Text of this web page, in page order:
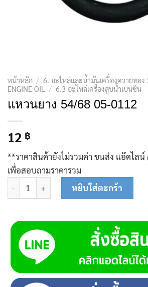
หน้าหลัก / 6. อะไหล่และน้ำมันเครื่องควายทอง
ENGINE OIL
/ 6.3 อะไหล่เครื่องสูบน้ำเบนซิน
แหวนยาง 54/68 05-0112
12 ฿
**ราคาสินค้ายังไม่รวมค่า ขนส่ง แอ๊ดไลน์
เพื่อสอบถามราคารวม
จำนวน แหวนยาง 54/68 05-0112 ชิ้น
หยิบใส่ตะกร้า